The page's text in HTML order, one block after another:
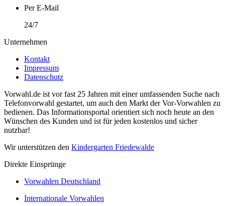
Per E-Mail
24/7
Unternehmen
Kontakt
Impressum
Datenschutz
Vorwahl.de ist vor fast 25 Jahren mit einer umfassenden Suche nach
Telefonvorwahl gestartet, um auch den Markt der Vor-Vorwahlen zu
bedienen. Das Informationsportal orientiert sich noch heute an den
Wünschen des Kunden und ist für jeden kostenlos und sicher
nutzbar!
Wir unterstützen den Kindergarten Friedewalde
Direkte Einsprünge
Vorwahlen Deutschland
Internationale Vorwahlen